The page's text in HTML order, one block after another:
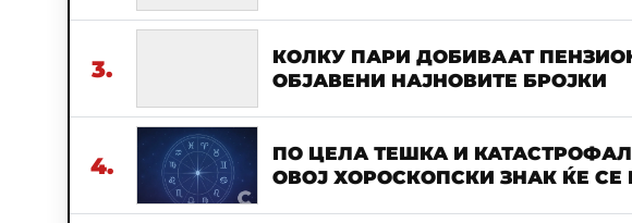
3.
КОЛКУ ПАРИ ДОБИВААТ
ОБЈАВЕНИ НАЈНОВИТЕ БРОЈКИ
4.
ПО ЦЕЛА ТЕШКА И
ОВОЈ ХОРОСКОПСКИ ЗНАК ЌЕ СЕ